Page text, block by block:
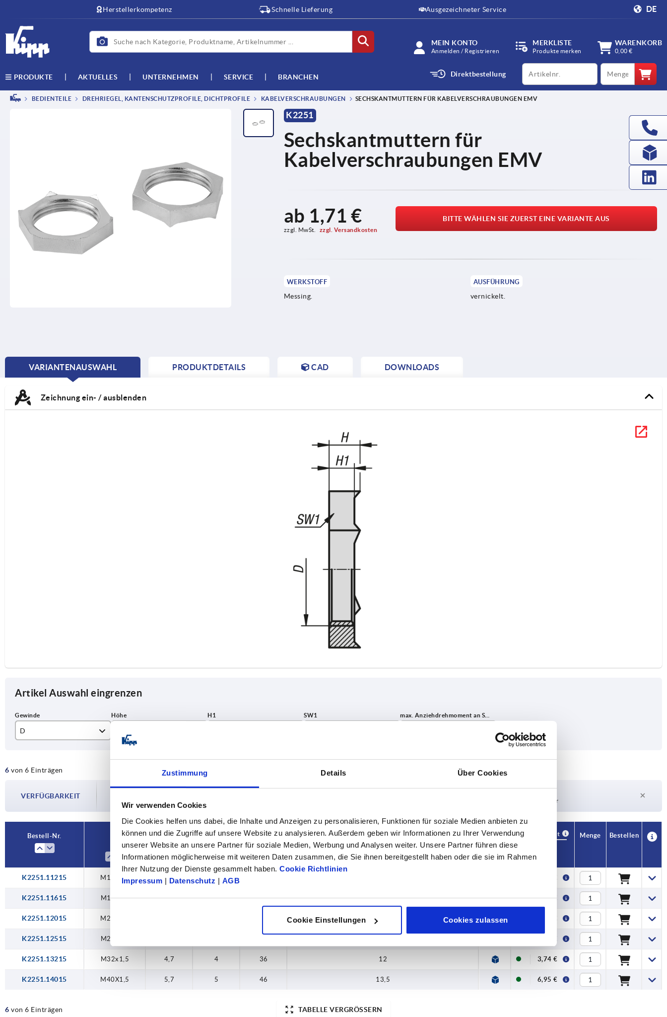
Zustimmung Details Über Cookies
Wir verwenden Cookies
Die Cookies helfen uns dabei, die Inhalte und Anzeigen zu personalisieren, Funktionen für soziale Medien anbieten zu
können und die Zugriffe auf unsere Website zu analysieren. Außerdem geben wir Informationen zu Ihrer Verwendung
unserer Website an unsere Partner für soziale Medien, Werbung und Analysen weiter. Unsere Partner führen diese
Informationen möglicherweise mit weiteren Daten zusammen, die Sie ihnen bereitgestellt haben oder die sie im Rahmen
Ihrer Nutzung der Dienste gesammelt haben. Cookie Richtlinien
Impressum | Datenschutz | AGB
Cookie Einstellungen Cookies zulassen
Herstellerkompetenz Schnelle Lieferung Ausgezeichneter Service DE
MEIN KONTO
Anmelden / Registrieren
MERKLISTE
Produkte merken
WARENKORB
0,00 €
PRODUKTE AKTUELLES UNTERNEHMEN SERVICE BRANCHEN Direktbestellung
productCode qty
BEDIENTEILE DREHRIEGEL, KANTENSCHUTZPROFILE, DICHTPROFILE KABELVERSCHRAUBUNGEN SECHSKANTMUTTERN FÜR KABELVERSCHRAUBUNGEN EMV
K2251
Sechskantmuttern für
Kabelverschraubungen EMV
ab 1,71 €
zzgl. MwSt. zzgl. Versandkosten
BITTE WÄHLEN SIE ZUERST EINE VARIANTE AUS
WERKSTOFF
Messing.
AUSFÜHRUNG
vernickelt.
VARIANTENAUSWAHL
CURRENT
PRODUKTDETAILS CAD DOWNLOADS
Zeichnung ein- / ausblenden
Artikel Auswahl eingrenzen
D
M16x1,5
M20X1,5
M25x1,5
M40X1,5
4,2
4,7
5,7
3,5
5
24
36
46
max. Anziehdrehmoment an SW1 Nm
12
6 von 6 Einträgen TABELLE VERGRÖSSERN
VERFÜGBARKEIT
Die Verfügbarkeiten werden in regelmäßigen Abständen mehrmals täglich aktualisiert.
Versanddatum.
1-3 Tage
Lieferzeit auf Anfrage
Derzeit nicht auf Lager
Bestell-Nr.
H H1 SW1 max. Anziehdrehmoment an SW1 Nm
CAD
Verfügbarkeit
Menge Bestellen
K2251.11215 M12X1,5 3,5 2,8 1,71 €
K2251.11615 M16x1,5 3,5 2,8 19 3,5 2,49 €
K2251.12015 M20X1,5 2,99 €
K2251.12515 M25x1,5 3,25 €
K2251.13215 M32x1,5 4,7 4 36 12 3,74 €
K2251.14015 M40X1,5 5,7 5 46 13,5 6,95 €
6 von 6 Einträgen TABELLE VERGRÖSSERN